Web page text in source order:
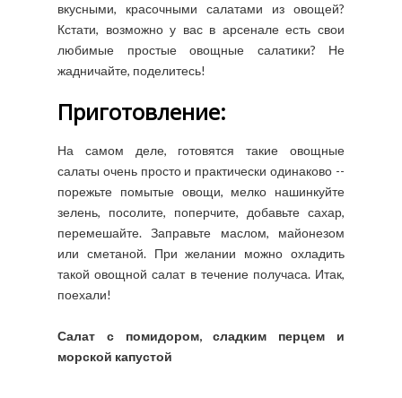
вкусными, красочными салатами из овощей?
Кстати, возможно у вас в арсенале есть свои
любимые простые овощные салатики? Не
жадничайте, поделитесь!
Приготовление:
На самом деле, готовятся такие овощные
салаты очень просто и практически одинаково --
порежьте помытые овощи, мелко нашинкуйте
зелень, посолите, поперчите, добавьте сахар,
перемешайте. Заправьте маслом, майонезом
или сметаной. При желании можно охладить
такой овощной салат в течение получаса. Итак,
поехали!
Салат с помидором, сладким перцем и
морской капустой